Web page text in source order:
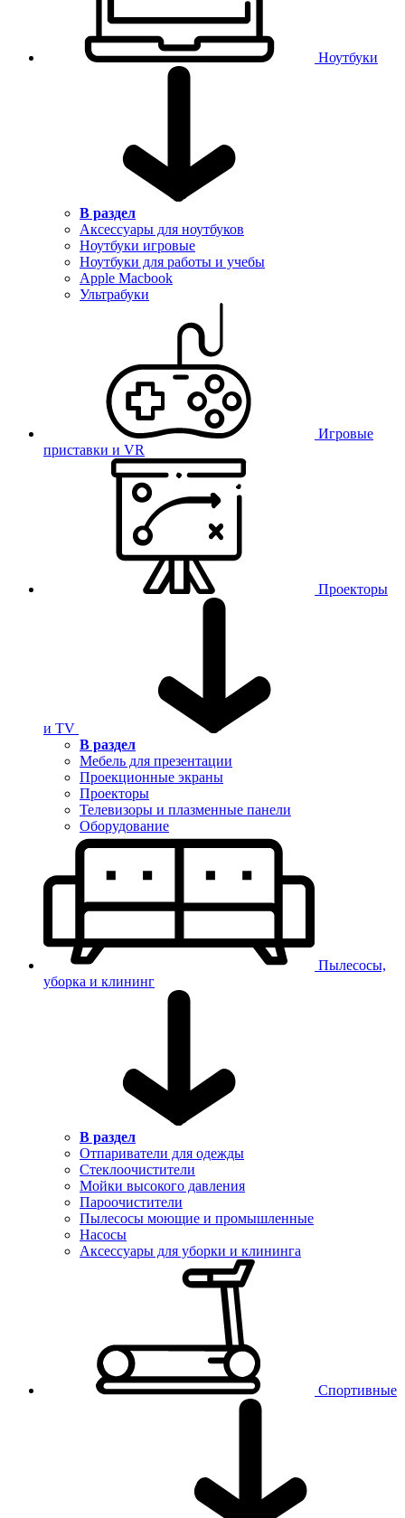
Ноутбуки
В раздел
Аксессуары для ноутбуков
Ноутбуки игровые
Ноутбуки для работы и учебы
Apple Macbook
Ультрабуки
Игровые
приставки и VR
Проекторы
и TV
В раздел
Мебель для презентации
Проекционные экраны
Проекторы
Телевизоры и плазменные панели
Оборудование
Пылесосы,
уборка и клининг
В раздел
Отпариватели для одежды
Стеклоочистители
Мойки высокого давления
Пароочистители
Пылесосы моющие и промышленные
Насосы
Аксессуары для уборки и клининга
Спортивные